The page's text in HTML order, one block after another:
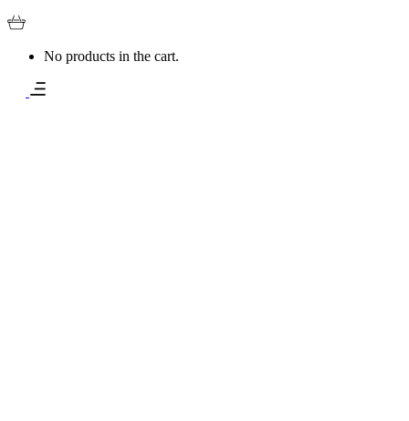
No products in the cart.